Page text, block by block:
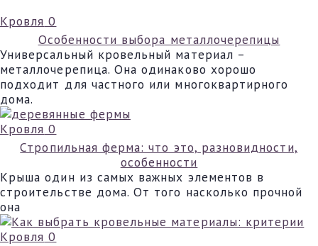
Кровля 0
Особенности выбора металлочерепицы
Универсальный кровельный материал –
металлочерепица. Она одинаково хорошо
подходит для частного или многоквартирного
дома.
Кровля 0
Стропильная ферма: что это, разновидности,
особенности
Крыша один из самых важных элементов в
строительстве дома. От того насколько прочной
она
Кровля 0